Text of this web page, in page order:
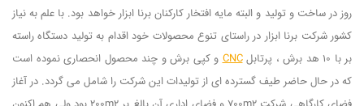
روز در ساخت و تولید و البته مایه افتخار کارکنان برنا ابزار خواهد بود. با علم به نیاز
کشور شرکت برنا ابزار در راستای تنوع محصولات خود اقدام به تولید دستگاه راسته
بر با 10 هد برش ، پرتابل
CNCو کپی برش و چند محصول انحصاری نموده است
که در حال حاضر طیف گسترده ای از تولیدات این شرکت را شامل می گردد. در آغاز